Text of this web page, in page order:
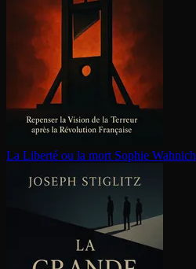
La Liberté ou la mort Sophie Wahnich